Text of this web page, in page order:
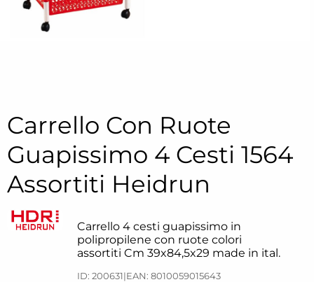
Carrello Con Ruote
Guapissimo 4 Cesti 1564
Assortiti Heidrun
Carrello 4 cesti guapissimo in
polipropilene con ruote colori
assortiti Cm 39x84,5x29 made in ital.
ID: 200631|EAN: 8010059015643